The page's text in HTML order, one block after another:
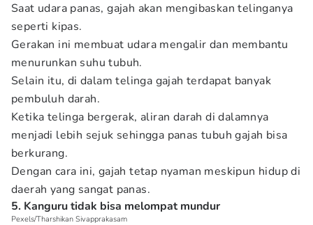
Saat udara panas, gajah akan mengibaskan telinganya
seperti kipas.
Gerakan ini membuat udara mengalir dan membantu
menurunkan suhu tubuh.
Selain itu, di dalam telinga gajah terdapat banyak
pembuluh darah.
Ketika telinga bergerak, aliran darah di dalamnya
menjadi lebih sejuk sehingga panas tubuh gajah bisa
berkurang.
Dengan cara ini, gajah tetap nyaman meskipun hidup di
daerah yang sangat panas.
5. Kanguru tidak bisa melompat mundur
Pexels/Tharshikan Sivapprakasam